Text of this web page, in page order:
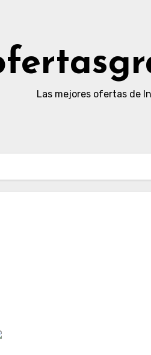
Las mejores ofertas de